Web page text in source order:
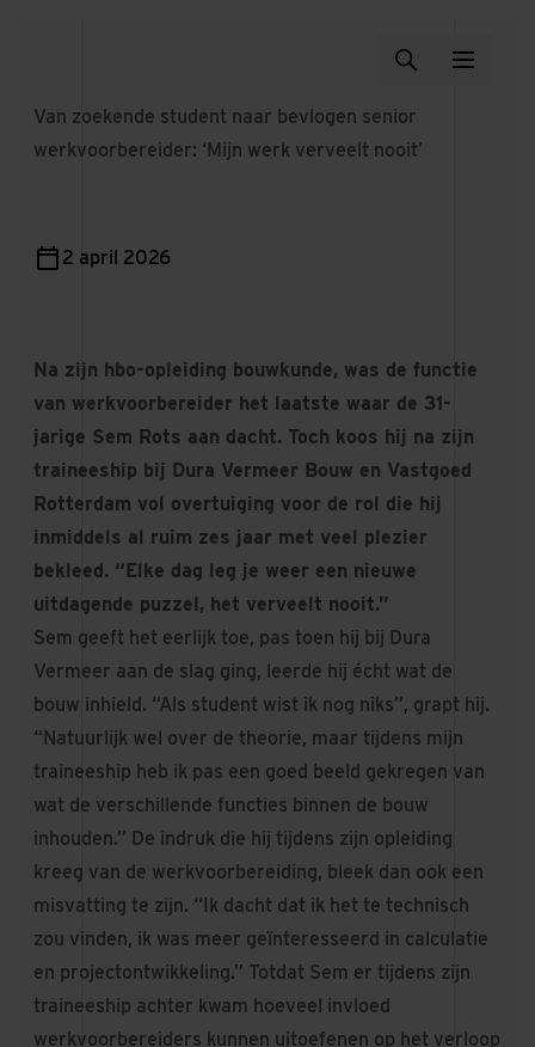
Van zoekende student naar bevlogen senior
werkvoorbereider: ‘Mijn werk verveelt nooit’
2 april 2026
Na zijn hbo-opleiding bouwkunde, was de functie
van werkvoorbereider het laatste waar de 31-
jarige Sem Rots aan dacht. Toch koos hij na zijn
traineeship bij Dura Vermeer Bouw en Vastgoed
Rotterdam vol overtuiging voor de rol die hij
inmiddels al ruim zes jaar met veel plezier
bekleed. “Elke dag leg je weer een nieuwe
uitdagende puzzel, het verveelt nooit.”
Sem geeft het eerlijk toe, pas toen hij bij Dura
Vermeer aan de slag ging, leerde hij écht wat de
bouw inhield. “Als student wist ik nog niks”, grapt hij.
“Natuurlijk wel over de theorie, maar tijdens mijn
traineeship heb ik pas een goed beeld gekregen van
wat de verschillende functies binnen de bouw
inhouden.” De indruk die hij tijdens zijn opleiding
kreeg van de werkvoorbereiding, bleek dan ook een
misvatting te zijn. “Ik dacht dat ik het te technisch
zou vinden, ik was meer geïnteresseerd in calculatie
en projectontwikkeling.” Totdat Sem er tijdens zijn
traineeship achter kwam hoeveel invloed
werkvoorbereiders kunnen uitoefenen op het verloop